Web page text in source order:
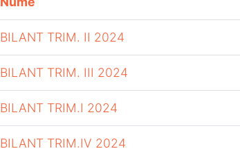
BILANT TRIM. II 2024
BILANT TRIM. III 2024
BILANT TRIM.I 2024
BILANT TRIM.IV 2024